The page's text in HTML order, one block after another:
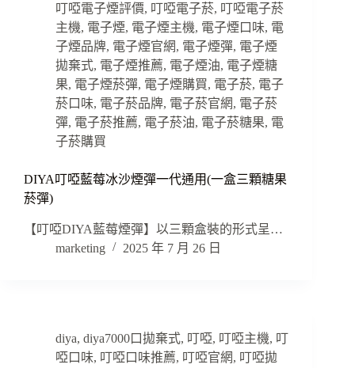
叮啞電子煙評價, 叮啞電子菸, 叮啞電子菸
主機, 電子煙, 電子煙主機, 電子煙口味, 電
子煙品牌, 電子煙官網, 電子煙彈, 電子煙
拋棄式, 電子煙推薦, 電子煙油, 電子煙糖
果, 電子煙菸彈, 電子煙購買, 電子菸, 電子
菸口味, 電子菸品牌, 電子菸官網, 電子菸
彈, 電子菸推薦, 電子菸油, 電子菸糖果, 電
子菸購買
DIYA叮啞藍莓冰沙煙彈一代通用(一盒三顆糖果
菸彈)
【叮啞DIYA藍莓煙彈】以三顆盒裝的形式呈…
marketing
2025 年 7 月 26 日
diya, diya7000口拋棄式, 叮啞, 叮啞主機, 叮
啞口味, 叮啞口味推薦, 叮啞官網, 叮啞拋